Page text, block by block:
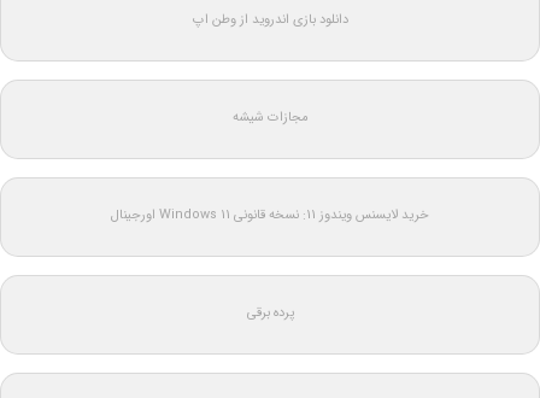
دانلود بازی اندروید از وطن اپ
مجازات شیشه
خرید لایسنس ویندوز 11: نسخه قانونی Windows 11 اورجینال
پرده برقی